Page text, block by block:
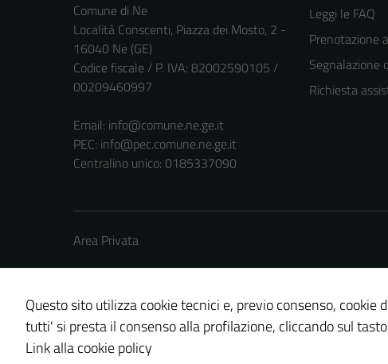
Comune di Ne
Località Conscenti, Piazza dei Mosto, 2 -
16040 Ne (GE)
Codice fiscale / P. IVA: 82002590105 /
00209460997
Email: info@comune.ne.ge.it
PEC: info@pec.comune.ne.ge.it
Centralino unico: 0185337090
Leggi le FAQ
Prenotazione
Segnalazione
Richiesta
Area Privata
Credits: © Technical Design s.r.l.
Questo sito utilizza cookie tecnici e, previo consenso,
tutti' si presta il consenso alla profilazione, cliccando sul
Link alla cookie policy